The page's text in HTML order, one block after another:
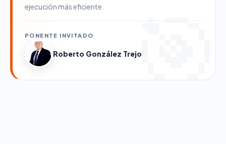
ejecución más eficiente.
PONENTE INVITADO
Roberto González Trejo